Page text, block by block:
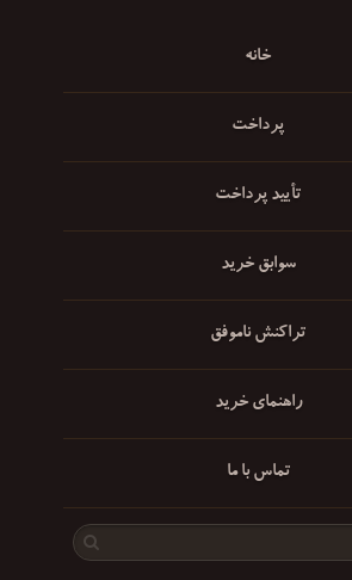
خانه
پرداخت
تأیید پرداخت
سوابق خرید
تراکنش ناموفق
راهنمای خرید
تماس با ما